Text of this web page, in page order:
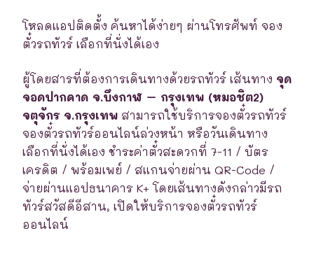
โหลดแอปติดตั้ง ค้นหาได้ง่ายๆ ผ่านโทรศัพท์ จอง
ตั๋วรถทัวร์ เลือกที่นั่งได้เอง
ผู้โดยสารที่ต้องการเดินทางด้วยรถทัวร์ เส้นทาง จุด
จอดปากคาด จ.บึงกาฬ – กรุงเทพ (หมอชิต2)
จตุจักร จ.กรุงเทพ สามารถใช้บริการจองตั๋วรถทัวร์
จองตั๋วรถทัวร์ออนไลน์ล่วงหน้า หรือวันเดินทาง
เลือกที่นั่งได้เอง ชำระค่าตั๋วสะดวกที่ 7-11 / บัตร
เครดิต / พร้อมเพย์ / สแกนจ่ายผ่าน QR-Code /
จ่ายผ่านแอปธนาคาร K+ โดยเส้นทางดังกล่าวมีรถ
ทัวร์สวัสดีอีสาน, เปิดให้บริการจองตั๋วรถทัวร์
ออนไลน์